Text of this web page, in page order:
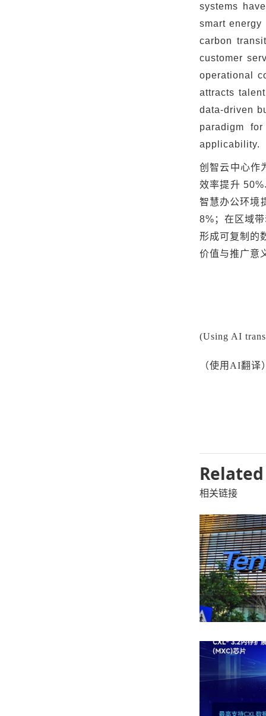
systems
smart energy
carbon
customer
operational
attracts
data-driven
paradigm
applicability.
创智云中心作
效率提升 50%
智慧办公环境
8% ；在区域
形成可复制的
价值与推广意
(Using AI
（使用 AI翻译
相关链接